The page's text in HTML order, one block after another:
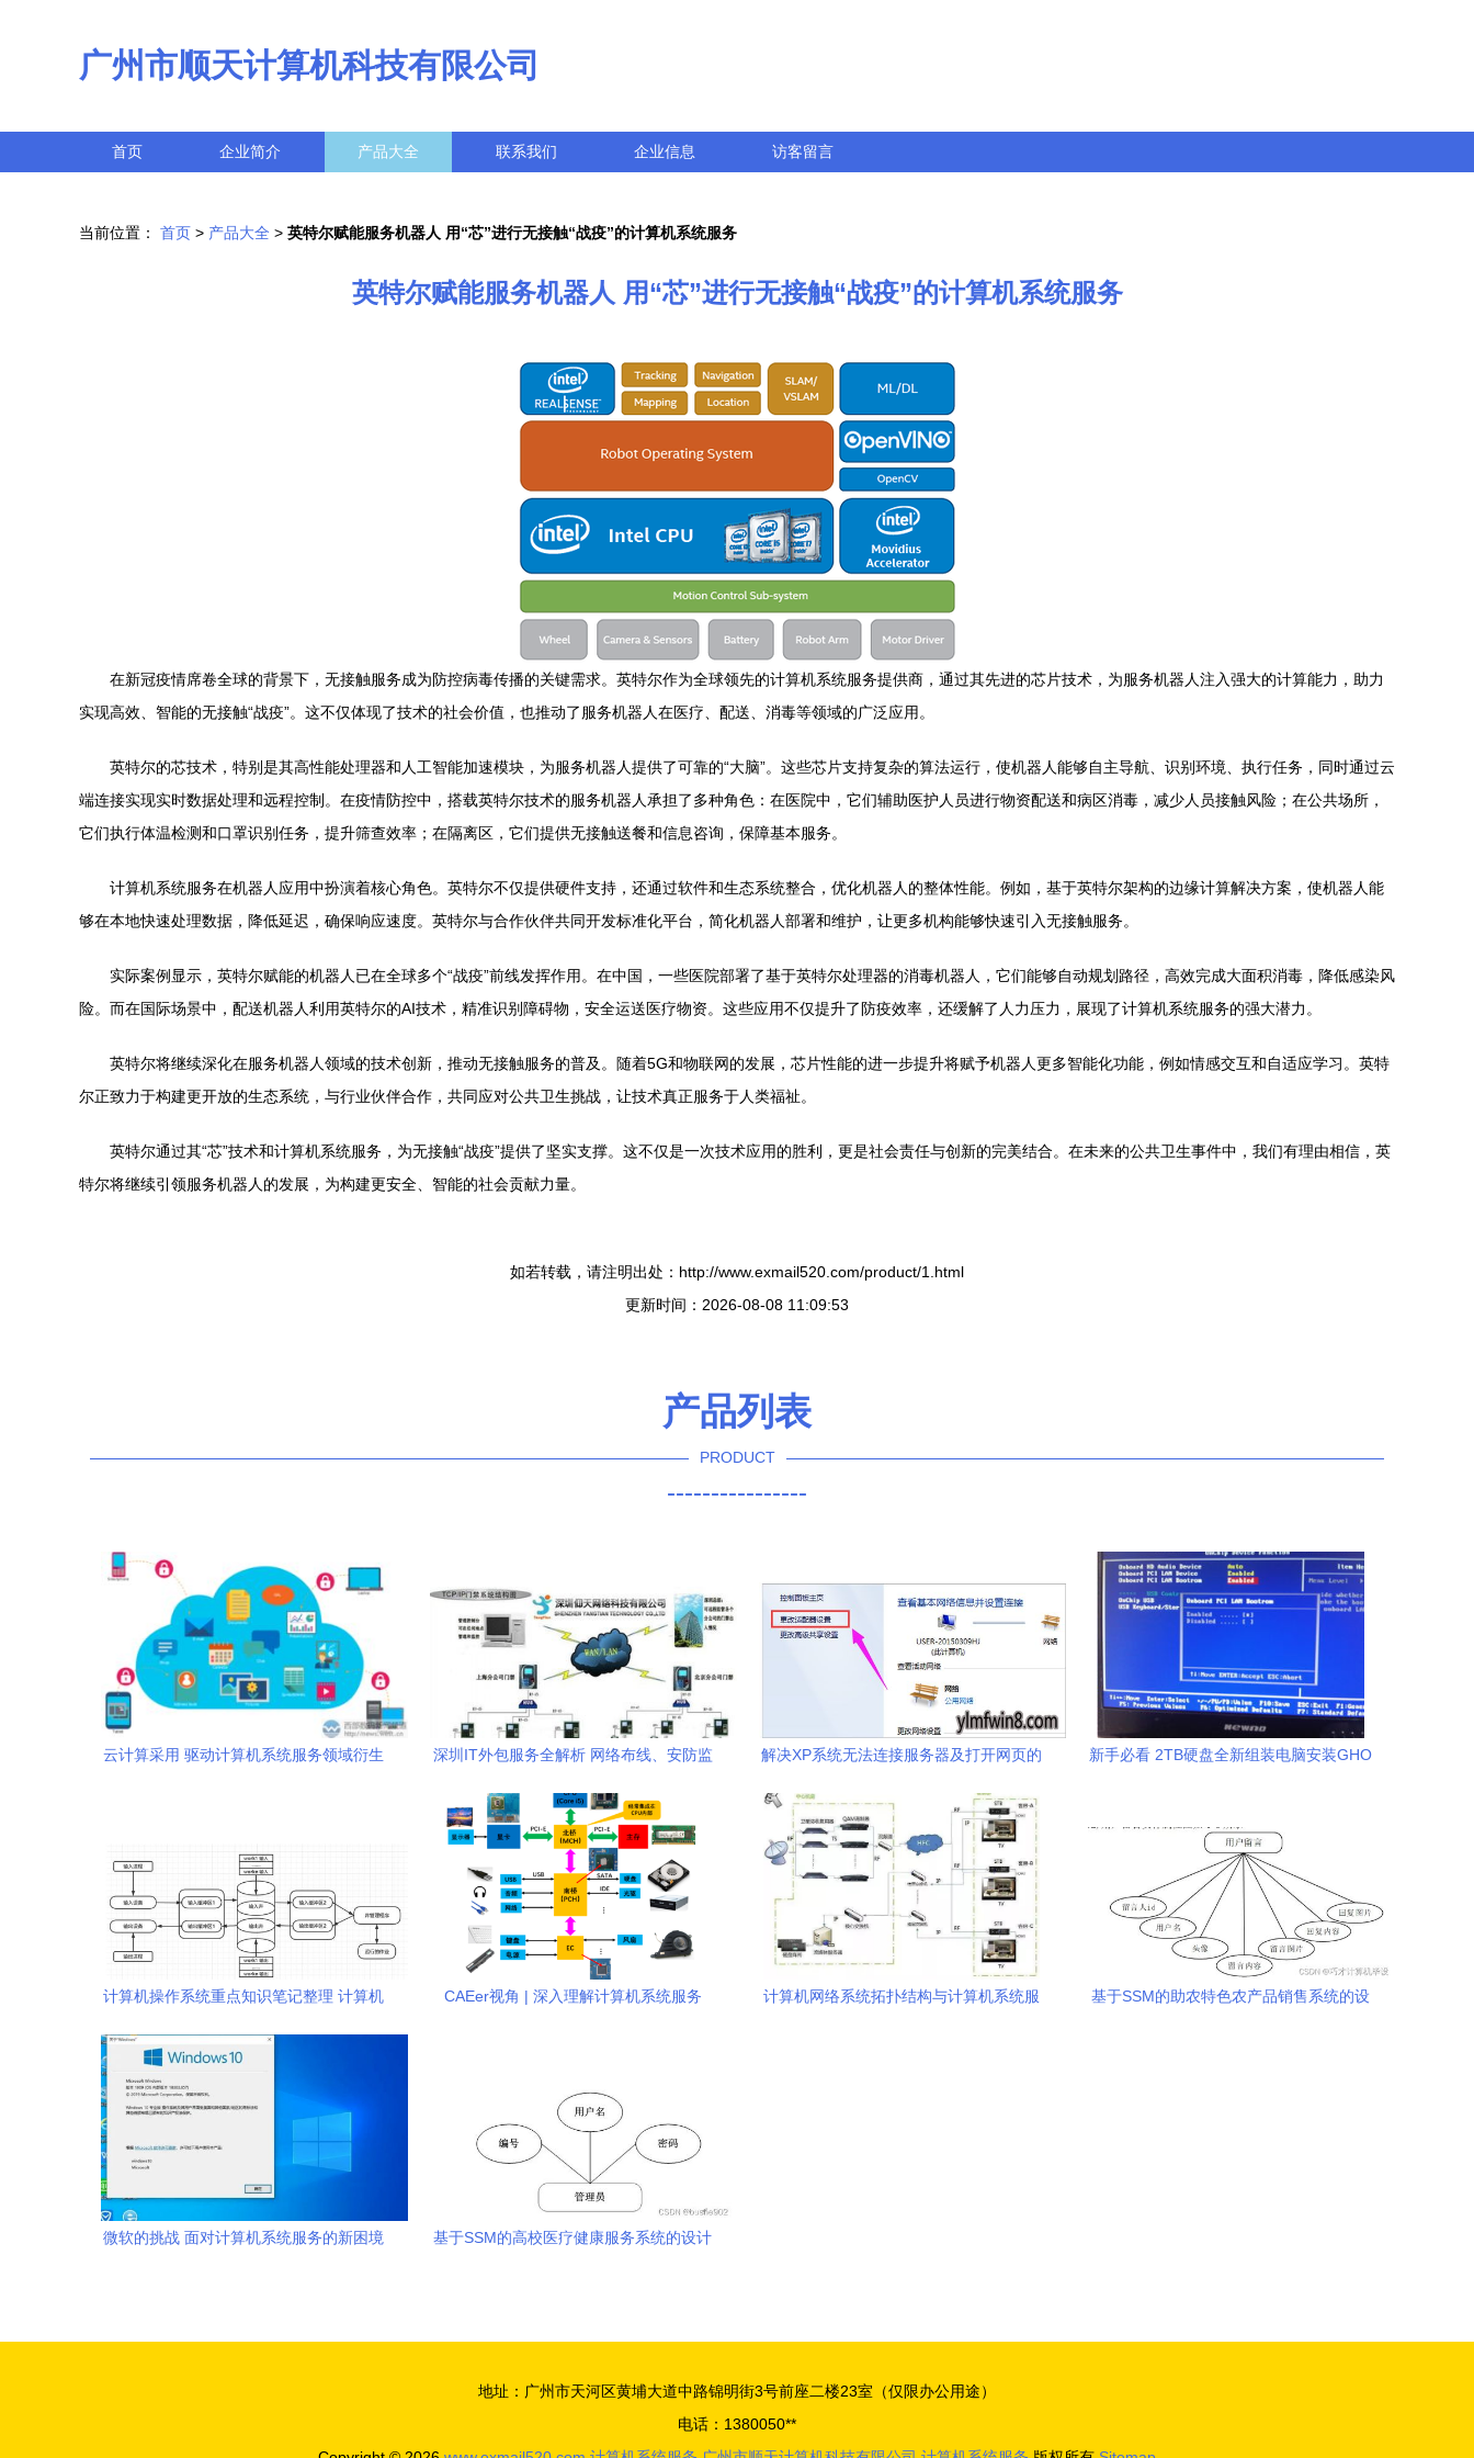
广州市顺天计算机科技有限公司
首页 企业简介 产品大全 联系我们 企业信息 访客留言
当前位置： 首页 > 产品大全 > 英特尔赋能服务机器人 用“芯”进行无接触“战疫”的计算机系统服务
英特尔赋能服务机器人 用“芯”进行无接触“战疫”的计算机系统服务
在新冠疫情席卷全球的背景下，无接触服务成为防控病毒传播的关键需求。英特尔作为全球领先的计算机系统服务提供商，通过其先进的芯片技术，为服务机器人注入强大的计算能力，助力
实现高效、智能的无接触“战疫”。这不仅体现了技术的社会价值，也推动了服务机器人在医疗、配送、消毒等领域的广泛应用。
英特尔的芯技术，特别是其高性能处理器和人工智能加速模块，为服务机器人提供了可靠的“大脑”。这些芯片支持复杂的算法运行，使机器人能够自主导航、识别环境、执行任务，同时通过云
端连接实现实时数据处理和远程控制。在疫情防控中，搭载英特尔技术的服务机器人承担了多种角色：在医院中，它们辅助医护人员进行物资配送和病区消毒，减少人员接触风险；在公共场所，
它们执行体温检测和口罩识别任务，提升筛查效率；在隔离区，它们提供无接触送餐和信息咨询，保障基本服务。
计算机系统服务在机器人应用中扮演着核心角色。英特尔不仅提供硬件支持，还通过软件和生态系统整合，优化机器人的整体性能。例如，基于英特尔架构的边缘计算解决方案，使机器人能
够在本地快速处理数据，降低延迟，确保响应速度。英特尔与合作伙伴共同开发标准化平台，简化机器人部署和维护，让更多机构能够快速引入无接触服务。
实际案例显示，英特尔赋能的机器人已在全球多个“战疫”前线发挥作用。在中国，一些医院部署了基于英特尔处理器的消毒机器人，它们能够自动规划路径，高效完成大面积消毒，降低感染风
险。而在国际场景中，配送机器人利用英特尔的AI技术，精准识别障碍物，安全运送医疗物资。这些应用不仅提升了防疫效率，还缓解了人力压力，展现了计算机系统服务的强大潜力。
英特尔将继续深化在服务机器人领域的技术创新，推动无接触服务的普及。随着5G和物联网的发展，芯片性能的进一步提升将赋予机器人更多智能化功能，例如情感交互和自适应学习。英特
尔正致力于构建更开放的生态系统，与行业伙伴合作，共同应对公共卫生挑战，让技术真正服务于人类福祉。
英特尔通过其“芯”技术和计算机系统服务，为无接触“战疫”提供了坚实支撑。这不仅是一次技术应用的胜利，更是社会责任与创新的完美结合。在未来的公共卫生事件中，我们有理由相信，英
特尔将继续引领服务机器人的发展，为构建更安全、智能的社会贡献力量。
如若转载，请注明出处：http://www.exmail520.com/product/1.html
更新时间：2026-08-08 11:09:53
产品列表
PRODUCT
----------------
云计算采用 驱动计算机系统服务领域衍生
深圳IT外包服务全解析 网络布线、安防监
解决XP系统无法连接服务器及打开网页的
新手必看 2TB硬盘全新组装电脑安装GHO
计算机操作系统重点知识笔记整理 计算机
CAEer视角 | 深入理解计算机系统服务
计算机网络系统拓扑结构与计算机系统服
基于SSM的助农特色农产品销售系统的设
微软的挑战 面对计算机系统服务的新困境
基于SSM的高校医疗健康服务系统的设计
地址：广州市天河区黄埔大道中路锦明街3号前座二楼23室（仅限办公用途）
电话：1380050**